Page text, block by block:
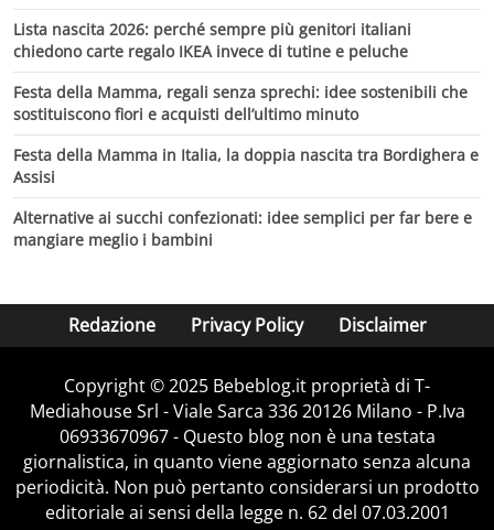
Lista nascita 2026: perché sempre più genitori italiani
chiedono carte regalo IKEA invece di tutine e peluche
Festa della Mamma, regali senza sprechi: idee sostenibili che
sostituiscono fiori e acquisti dell’ultimo minuto
Festa della Mamma in Italia, la doppia nascita tra Bordighera e
Assisi
Alternative ai succhi confezionati: idee semplici per far bere e
mangiare meglio i bambini
Redazione Privacy Policy Disclaimer
Copyright © 2025 Bebeblog.it proprietà di T-
Mediahouse Srl - Viale Sarca 336 20126 Milano - P.Iva
06933670967 - Questo blog non è una testata
giornalistica, in quanto viene aggiornato senza alcuna
periodicità. Non può pertanto considerarsi un prodotto
editoriale ai sensi della legge n. 62 del 07.03.2001